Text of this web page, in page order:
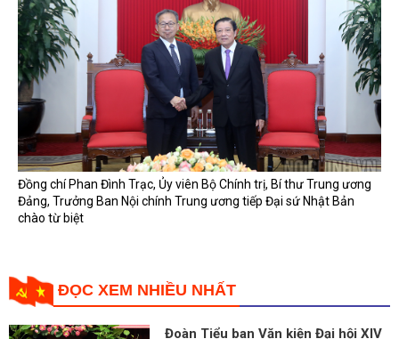
Đồng chí Phan Đình Trạc, Ủy viên Bộ Chính trị, Bí thư Trung ương
Đảng, Trưởng Ban Nội chính Trung ương tiếp Đại sứ Nhật Bản
chào từ biệt
ĐỌC XEM NHIỀU NHẤT
Đoàn Tiểu ban Văn kiện Đại hội XIV